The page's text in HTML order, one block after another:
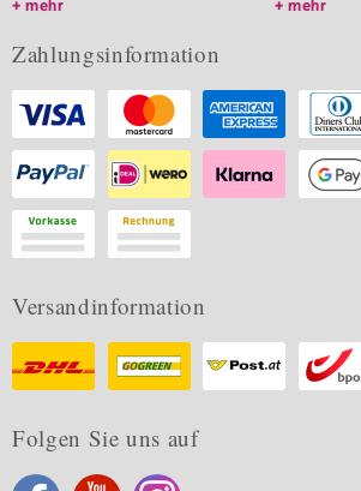
mehr
mehr
Zahlungsinformation
Versandinformation
Folgen Sie uns auf